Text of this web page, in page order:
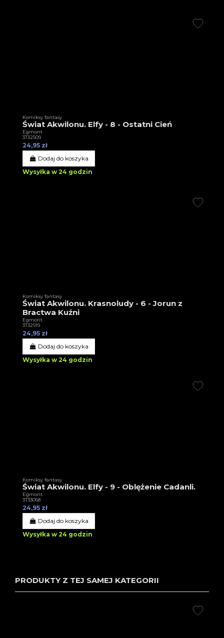
Komiksy fantasy
Świat Akwilonu. Elfy - 8 - Ostatni Cień
Egmont
3T32509
24,95 zł
Dodaj do koszyka
Wysyłka w 24 godzin
Komiksy fantasy
Świat Akwilonu. Krasnoludy - 6 - Jorun z
Bractwa Kuźni
Egmont
3T32919
24,95 zł
Dodaj do koszyka
Wysyłka w 24 godzin
Komiksy fantasy
Świat Akwilonu. Elfy - 9 - Oblężenie Cadanli.
Egmont
3T33068
24,95 zł
Dodaj do koszyka
Wysyłka w 24 godzin
PRODUKTY Z TEJ SAMEJ KATEGORII